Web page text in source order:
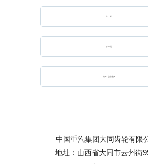
上一页
下一页
第1/1总条数: 5
中国重汽集团大同齿轮有限
地址：山西省大同市云州街